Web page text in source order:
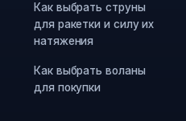
Как выбрать струны
для ракетки и силу их
натяжения
Как выбрать воланы
для покупки